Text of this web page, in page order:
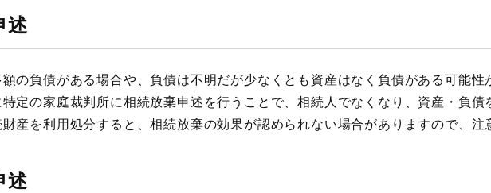
述
の負債がある場合や、負債は不明だが少なくとも資産はなく負債がある可能性
定の家庭裁判所に相続放棄申述を行うことで、相続人でなくなり、資産・負債
産を利用処分すると、相続放棄の効果が認められない場合がありますので、注
述